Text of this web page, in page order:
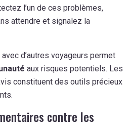
l’un de ces problèmes,
attendre et signalez la
d’autres voyageurs permet
aux risques potentiels. Les
constituent des outils précieux
contre les